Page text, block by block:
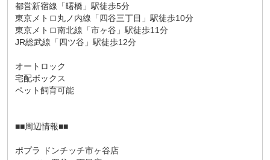
都営新宿線「曙橋」駅徒歩5分
東京メトロ丸ノ内線「四谷三丁目」駅徒歩10分
東京メトロ南北線「市ヶ谷」駅徒歩11分
JR総武線「四ツ谷」駅徒歩12分
オートロック
宅配ボックス
ペット飼育可能
■■周辺情報■■
ポプラ ドンチッチ市ヶ谷店